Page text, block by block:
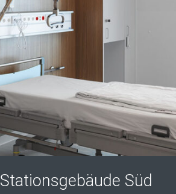
Stationsgebäude Süd